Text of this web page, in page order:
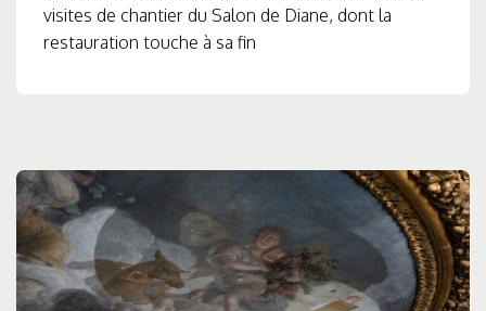
visites de chantier du Salon de Diane, dont la
restauration touche à sa fin